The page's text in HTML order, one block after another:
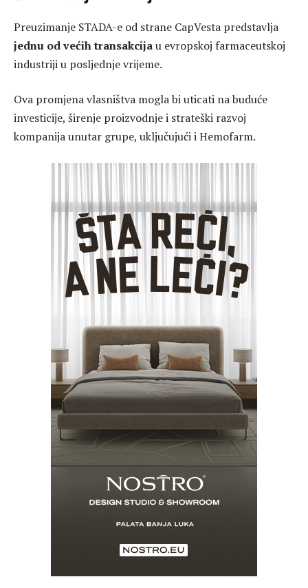
Preuzimanje STADA-e od strane CapVesta predstavlja
jednu od većih transakcijau evropskoj farmaceutskoj
industriji u posljednje vrijeme.
Ova promjena vlasništva mogla bi uticati na buduće
investicije, širenje proizvodnje i strateški razvoj
kompanija unutar grupe, uključujući i Hemofarm.